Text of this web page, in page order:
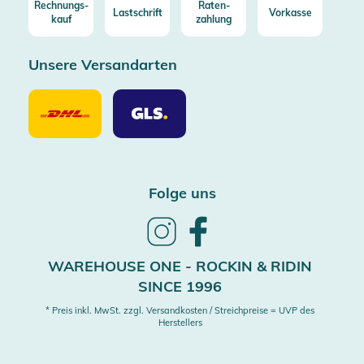
Rechnungs-
kauf
Lastschrift
Raten-
zahlung
Vorkasse
Unsere Versandarten
Unsere
Versandarten
DHL
Unsere
Versandarten
GLS
Folge uns
Follow
InstagramFacebook
WAREHOUSE ONE - ROCKIN & RIDIN
SINCE 1996
* Preis inkl. MwSt. zzgl. Versandkosten / Streichpreise = UVP des
Herstellers